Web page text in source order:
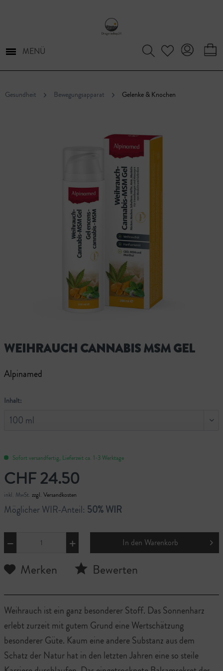
MENÜ
Gesundheit Bewegungsapparat Gelenke & Knochen
WEIHRAUCH CANNABIS MSM GEL
Alpinamed
Inhalt:
Sofort versandfertig, Lieferzeit ca. 1-3 Werktage
CHF 24.50
inkl. MwSt. zzgl. Versandkosten
Möglicher WIR-Anteil: 50% WIR
In den Warenkorb
Merken Bewerten
Weihrauch ist ein ganz besonderer Stoff. Das Sonnenharz
erlebt zurzeit mit gutem Grund eine Wertschätzung
besonderer Güte. Kaum eine andere Substanz aus dem
Schatz der Natur hat in den letzten Jahren eine so steile